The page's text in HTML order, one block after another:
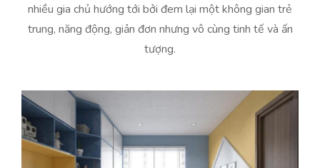
nhiều gia chủ hướng tới bởi đem lại một không gian trẻ
trung, năng động, giản đơn nhưng vô cùng tinh tế và ấn
tượng.